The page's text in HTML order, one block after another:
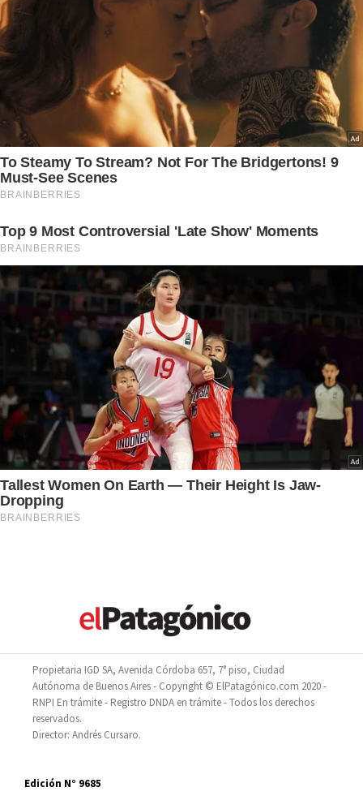
Propietaria IGD SA, Avenida Córdoba 657, 7° piso, Ciudad
Autónoma de Buenos Aires - Copyright © ElPatagónico.com 2020 -
RNPI En trámite - Registro DNDA en trámite - Todos los derechos
reservados.
Director: Andrés Cursaro.
Edición N° 9685